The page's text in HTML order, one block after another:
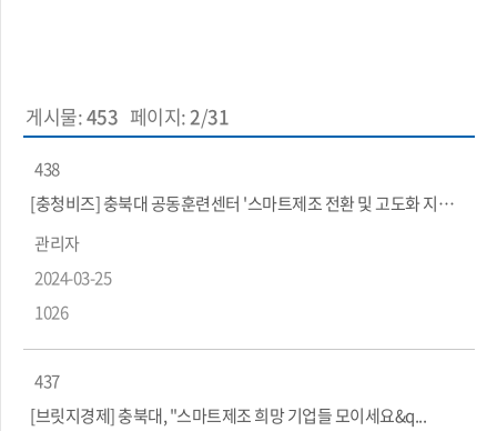
게시물:453 페이지:2/31
438
[충청비즈] 충북대 공동훈련센터 '스마트제조 전환 및 고도화 지원 참...
관리자
2024-03-25
1026
437
[브릿지경제] 충북대, "스마트제조 희망 기업들 모이세요&q...